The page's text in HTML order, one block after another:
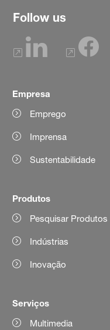
Follow us
Empresa
Emprego
Imprensa
Sustentabilidade
Produtos
Pesquisar Produtos
Indústrias
Inovação
Serviços
Multimedia